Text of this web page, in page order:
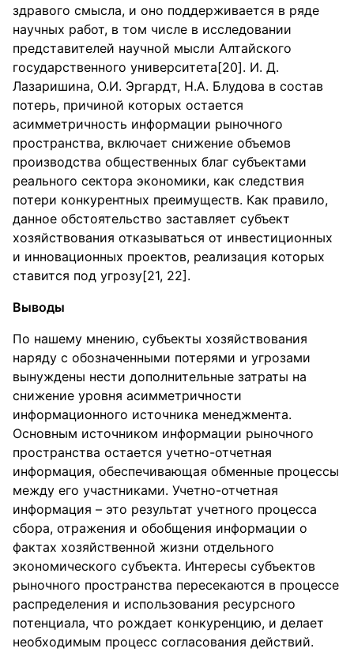
здравого смысла, и оно поддерживается в ряде
научных работ, в том числе в исследовании
представителей научной мысли Алтайского
государственного университета[20]. И. Д.
Лазаришина, О.И. Эргардт, Н.А. Блудова в состав
потерь, причиной которых остается
асимметричность информации рыночного
пространства, включает снижение объемов
производства общественных благ субъектами
реального сектора экономики, как следствия
потери конкурентных преимуществ. Как правило,
данное обстоятельство заставляет субъект
хозяйствования отказываться от инвестиционных
и инновационных проектов, реализация которых
ставится под угрозу[21, 22].
Выводы
По нашему мнению, субъекты хозяйствования
наряду с обозначенными потерями и угрозами
вынуждены нести дополнительные затраты на
снижение уровня асимметричности
информационного источника менеджмента.
Основным источником информации рыночного
пространства остается учетно-отчетная
информация, обеспечивающая обменные процессы
между его участниками. Учетно-отчетная
информация – это результат учетного процесса
сбора, отражения и обобщения информации о
фактах хозяйственной жизни отдельного
экономического субъекта. Интересы субъектов
рыночного пространства пересекаются в процессе
распределения и использования ресурсного
потенциала, что рождает конкуренцию, и делает
необходимым процесс согласования действий.